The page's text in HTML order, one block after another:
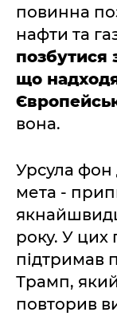
повинна
нафти та
позбутися
що
вона.
Урсула
мета -
року. У цих
підтримав
Трамп,
повторив